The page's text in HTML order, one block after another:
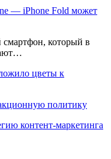
— iPhone Fold может
смартфон, который в
цветы к
политику
контент-маркетинга